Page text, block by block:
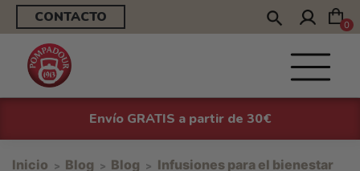
CONTACTO 0
Envío GRATIS a partir de 30€
Inicio Blog Blog
Infusiones para el bienestar